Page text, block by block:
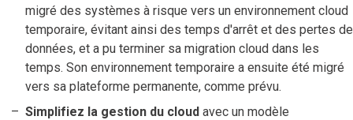
migré des systèmes à risque vers un environnement cloud
temporaire, évitant ainsi des temps d'arrêt et des pertes de
données, et a pu terminer sa migration cloud dans les
temps. Son environnement temporaire a ensuite été migré
vers sa plateforme permanente, comme prévu.
Simplifiez la gestion du cloud avec un modèle